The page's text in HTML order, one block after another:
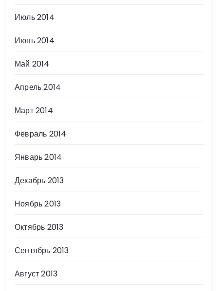
Июль 2014
Июнь 2014
Май 2014
Апрель 2014
Март 2014
Февраль 2014
Январь 2014
Декабрь 2013
Ноябрь 2013
Октябрь 2013
Сентябрь 2013
Август 2013